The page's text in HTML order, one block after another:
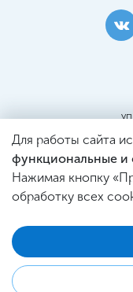
УП
г.
Для работы сайта
функциональные и
Нажимая кнопку
обработку всех